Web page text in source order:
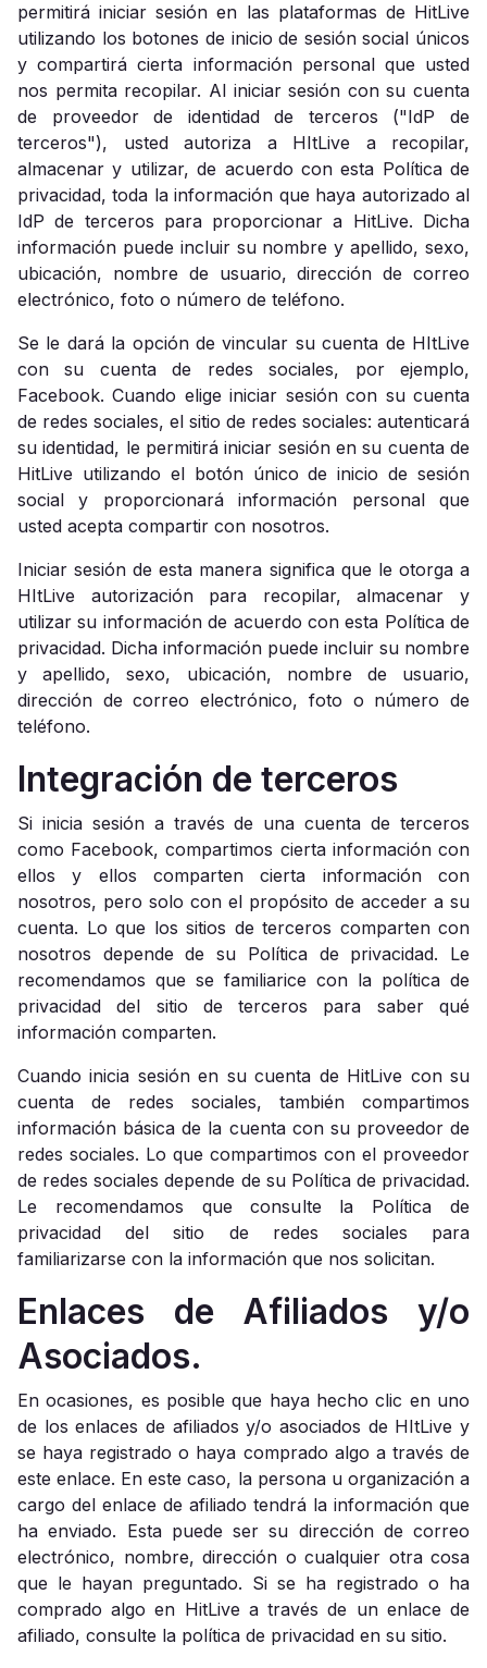
permitirá iniciar sesión en las plataformas de HitLive
utilizando los botones de inicio de sesión social únicos
y compartirá cierta información personal que usted
nos permita recopilar. Al iniciar sesión con su cuenta
de proveedor de identidad de terceros ("IdP de
terceros"), usted autoriza a HItLive a recopilar,
almacenar y utilizar, de acuerdo con esta Política de
privacidad, toda la información que haya autorizado al
IdP de terceros para proporcionar a HitLive. Dicha
información puede incluir su nombre y apellido, sexo,
ubicación, nombre de usuario, dirección de correo
electrónico, foto o número de teléfono.
Se le dará la opción de vincular su cuenta de HItLive
con su cuenta de redes sociales, por ejemplo,
Facebook. Cuando elige iniciar sesión con su cuenta
de redes sociales, el sitio de redes sociales: autenticará
su identidad, le permitirá iniciar sesión en su cuenta de
HitLive utilizando el botón único de inicio de sesión
social y proporcionará información personal que
usted acepta compartir con nosotros.
Iniciar sesión de esta manera significa que le otorga a
HItLive autorización para recopilar, almacenar y
utilizar su información de acuerdo con esta Política de
privacidad. Dicha información puede incluir su nombre
y apellido, sexo, ubicación, nombre de usuario,
dirección de correo electrónico, foto o número de
teléfono.
Integración de terceros
Si inicia sesión a través de una cuenta de terceros
como Facebook, compartimos cierta información con
ellos y ellos comparten cierta información con
nosotros, pero solo con el propósito de acceder a su
cuenta. Lo que los sitios de terceros comparten con
nosotros depende de su Política de privacidad. Le
recomendamos que se familiarice con la política de
privacidad del sitio de terceros para saber qué
información comparten.
Cuando inicia sesión en su cuenta de HitLive con su
cuenta de redes sociales, también compartimos
información básica de la cuenta con su proveedor de
redes sociales. Lo que compartimos con el proveedor
de redes sociales depende de su Política de privacidad.
Le recomendamos que consulte la Política de
privacidad del sitio de redes sociales para
familiarizarse con la información que nos solicitan.
Enlaces de Afiliados y/o
Asociados.
En ocasiones, es posible que haya hecho clic en uno
de los enlaces de afiliados y/o asociados de HItLive y
se haya registrado o haya comprado algo a través de
este enlace. En este caso, la persona u organización a
cargo del enlace de afiliado tendrá la información que
ha enviado. Esta puede ser su dirección de correo
electrónico, nombre, dirección o cualquier otra cosa
que le hayan preguntado. Si se ha registrado o ha
comprado algo en HitLive a través de un enlace de
afiliado, consulte la política de privacidad en su sitio.